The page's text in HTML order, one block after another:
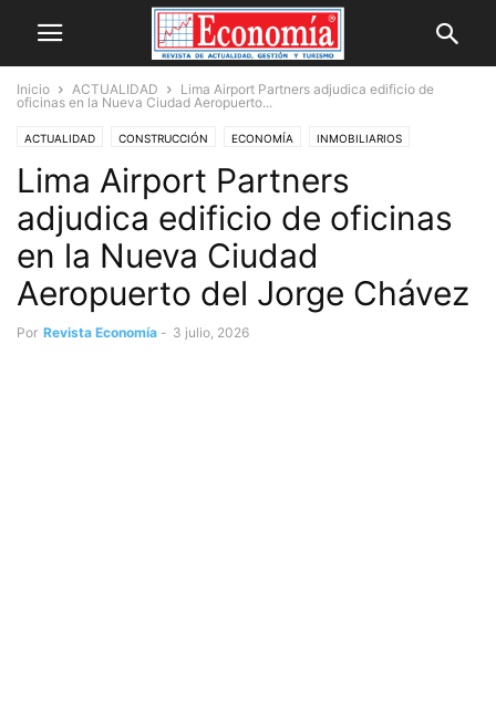
Inicio ACTUALIDAD
Lima Airport Partners adjudica edificio de
oficinas en la Nueva Ciudad Aeropuerto...
ACTUALIDAD CONSTRUCCIÓN ECONOMÍA INMOBILIARIOS
Lima Airport Partners
adjudica edificio de oficinas
en la Nueva Ciudad
Aeropuerto del Jorge Chávez
Por Revista Economía - 3 julio, 2026